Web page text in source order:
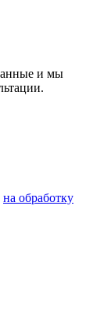
и мы
на обработку